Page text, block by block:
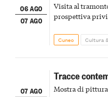
06 AGO
07 AGO
Visita al
prospettiva
Cuneo Cultura
07 AGO
Tracce
Mostra di